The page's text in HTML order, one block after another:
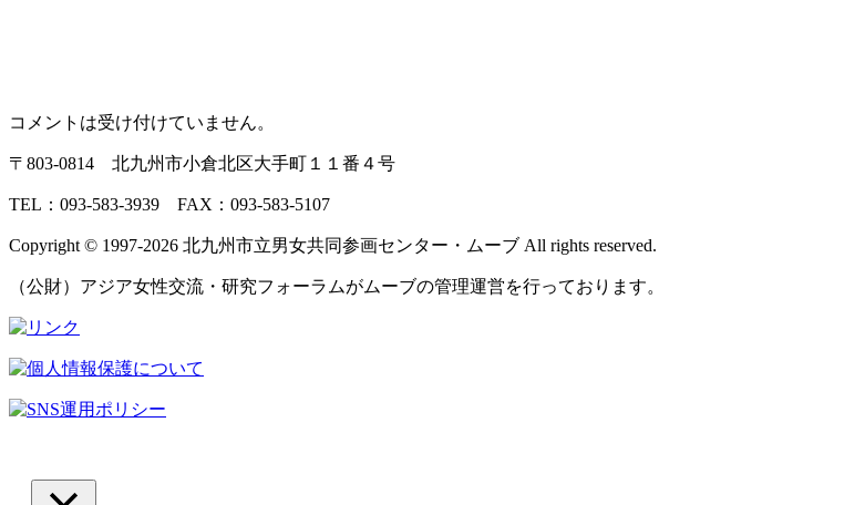
コメントは受け付けていません。
〒803‐0814 北九州市小倉北区大手町１１番４号
TEL：093‐583‐3939 FAX：093‐583‐5107
Copyright © 1997‐2026 北九州市立男女共同参画センター・ムーブ All rights reserved.
（公財）アジア女性交流・研究フォーラムがムーブの管理運営を行っております。